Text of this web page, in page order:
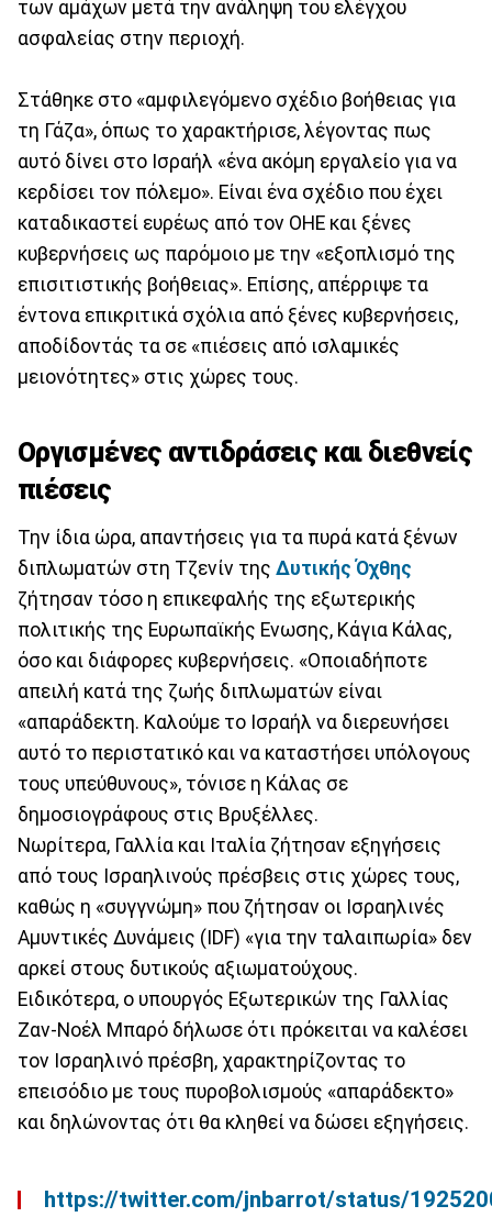
των αμάχων μετά την ανάληψη του ελέγχου
ασφαλείας στην περιοχή.
Στάθηκε στο «αμφιλεγόμενο σχέδιο βοήθειας για
τη Γάζα», όπως το χαρακτήρισε, λέγοντας πως
αυτό δίνει στο Ισραήλ «ένα ακόμη εργαλείο για να
κερδίσει τον πόλεμο». Είναι ένα σχέδιο που έχει
καταδικαστεί ευρέως από τον ΟΗΕ και ξένες
κυβερνήσεις ως παρόμοιο με την «εξοπλισμό της
επισιτιστικής βοήθειας». Επίσης, απέρριψε τα
έντονα επικριτικά σχόλια από ξένες κυβερνήσεις,
αποδίδοντάς τα σε «πιέσεις από ισλαμικές
μειονότητες» στις χώρες τους.
Οργισμένες αντιδράσεις και διεθνείς
πιέσεις
Την ίδια ώρα, απαντήσεις για τα πυρά κατά ξένων
διπλωματών στη Τζενίν της Δυτικής Όχθης
ζήτησαν τόσο η επικεφαλής της εξωτερικής
πολιτικής της Ευρωπαϊκής Ενωσης, Κάγια Κάλας,
όσο και διάφορες κυβερνήσεις. «Οποιαδήποτε
απειλή κατά της ζωής διπλωματών είναι
«απαράδεκτη. Καλούμε το Ισραήλ να διερευνήσει
αυτό το περιστατικό και να καταστήσει υπόλογους
τους υπεύθυνους», τόνισε η Κάλας σε
δημοσιογράφους στις Βρυξέλλες.
Νωρίτερα, Γαλλία και Ιταλία ζήτησαν εξηγήσεις
από τους Ισραηλινούς πρέσβεις στις χώρες τους,
καθώς η «συγγνώμη» που ζήτησαν οι Ισραηλινές
Αμυντικές Δυνάμεις (IDF) «για την ταλαιπωρία» δεν
αρκεί στους δυτικούς αξιωματούχους.
Ειδικότερα, ο υπουργός Εξωτερικών της Γαλλίας
Ζαν-Νοέλ Μπαρό δήλωσε ότι πρόκειται να καλέσει
τον Ισραηλινό πρέσβη, χαρακτηρίζοντας το
επεισόδιο με τους πυροβολισμούς «απαράδεκτο»
και δηλώνοντας ότι θα κληθεί να δώσει εξηγήσεις.
https://twitter.com/jnbarrot/status/